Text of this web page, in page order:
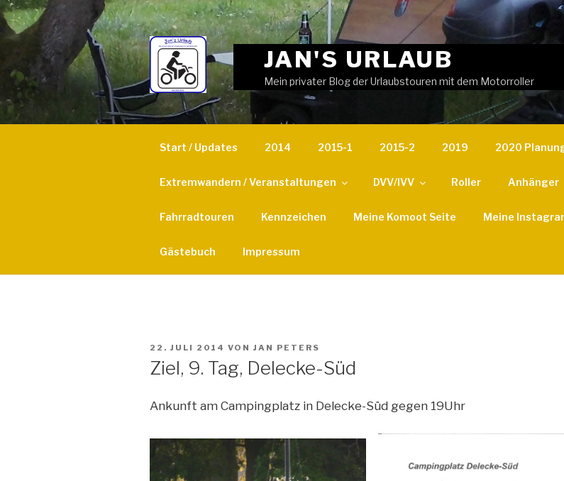
Weiter
zum
Inhalt
JAN'S URLAUB
Mein privater Blog der Urlaubstouren mit dem Motorroller
Start / Updates 2014 2015-1 2015-2 2019 2020
Extremwandern / Veranstaltungen DVV/IVV Roller Anhänger
Fahrradtouren Kennzeichen Meine Komoot Seite Meine
Gästebuch Impressum
VERÖFFENTLICHT
22. JULI 2014 VONJAN PETERS
Ziel, 9. Tag, Delecke-Süd
Ankunft am Campingplatz in Delecke-Süd gegen 19Uhr